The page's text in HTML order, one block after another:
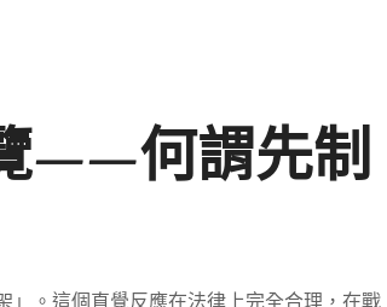
——何謂先制